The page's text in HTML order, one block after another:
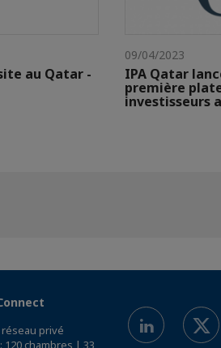
au Qatar -
09/04/2023
IPA Qatar
première
investisseurs
privé
chambres | 33